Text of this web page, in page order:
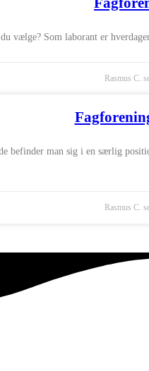
vælge? Som laborant er
Rasmus C.
befinder man sig i en særlig
Rasmus C.